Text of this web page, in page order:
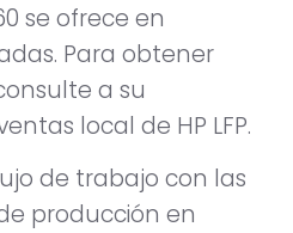
se ofrece en
Para obtener
a su
local de HP LFP.
de trabajo con las
producción en